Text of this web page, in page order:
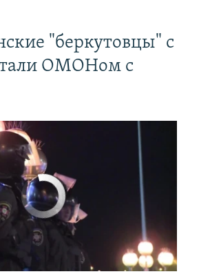
"беркутовцы" с
ОМОНом с
source currently available